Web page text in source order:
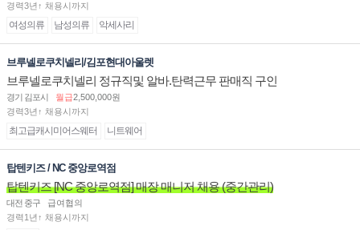
경력3년↑ 채용시까지
여성의류 남성의류 악세사리
브루넬로쿠치넬리/김포현대아울렛
브루넬로쿠치넬리 정규직및 알바.탄력근무 판매직 구인
경기 김포시 월급2,500,000원
경력3년↑ 채용시까지
최고급캐시미어스웨터 니트웨어
탑텐키즈 / NC 중앙로역점
탑텐키즈 [NC 중앙로역점] 매장 매니저 채용 (중간관리)
대전 중구
급여협의
경력1년↑ 채용시까지